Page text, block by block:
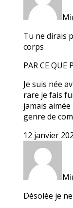
Tu ne dirais
corps
PAR CE QUE
Je suis née
rare je fais
jamais
genre de
12 janvier
Désolée je